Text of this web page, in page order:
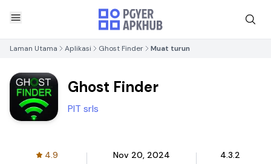
Laman Utama Aplikasi Ghost Finder Muat turun
Ghost Finder
PIT srls
4.9 Nov 20, 2024 4.3.2